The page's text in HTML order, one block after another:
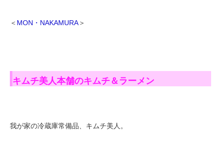
＜ MON・NAKAMURA＞
キムチ美人本舗のキムチ＆ラーメン
我が家の冷蔵庫常備品、キムチ美人。